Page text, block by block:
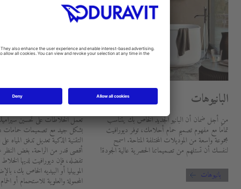
البانيوهات
من أجل ضمان أن البانيو الجديد الخاص بك يتناسب
تمامًا مع مفهوم تصميم حمام أحلامك، توفر ديورافيت
مجموعة واسعة من الموديلات المختلفة المتاحة. اسمح
لنفسك أن تستلهم من تصميماتنا الحصرية عالية الجودة!
بانيوهات
الخلاطات
تعمل الخلاطات على تحسين
بشكل جيد مع تصميمات حمامات
التقنية الذكية تعديل تدفق المياه
أقصى قدر من الراحة. بغض النظر
تفضله، فإن ديورافيت لديها
الموبيليا أو البيديه الخاص بك،
المحمولة والعلوية للاستحمام أو